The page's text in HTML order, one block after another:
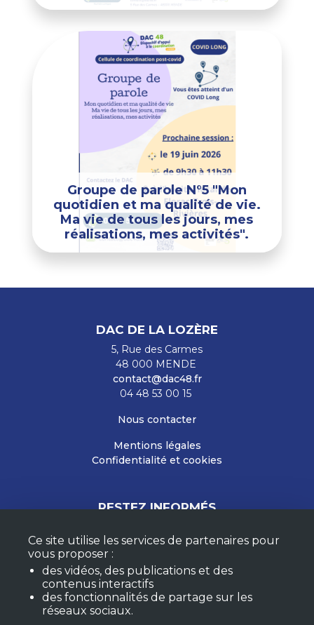
Groupe de parole N°5 "Mon
quotidien et ma qualité de vie.
Ma vie de tous les jours, mes
réalisations, mes activités".
DAC DE LA LOZÈRE
5, Rue des Carmes
48 000 MENDE
contact@dac48.fr
04 48 53 00 15
Nous contacter
Mentions légales
Confidentialité et cookies
RESTEZ INFORMÉS
M'ABONNER À LA NEWSLETTER
MON COMPTE
F.A.Q.
Ce site utilise les services de partenaires pour
vous proposer :
des vidéos, des publications et des
contenus interactifs
des fonctionnalités de partage sur les
réseaux sociaux.